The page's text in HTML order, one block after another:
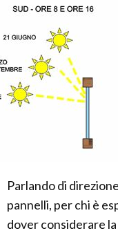
Parlando di
pannelli, per chi è
dover considerare